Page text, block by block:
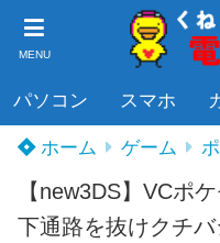
MENU
パソコン スマホ
ホーム ゲーム
【new3DS】VCポ
下通路を抜けクチ